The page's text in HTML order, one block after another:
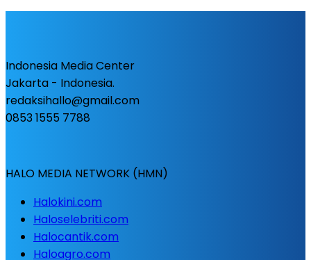
Indonesia Media Center
Jakarta - Indonesia.
redaksihallo@gmail.com
0853 1555 7788
HALO MEDIA NETWORK (HMN)
Halokini.com
Haloselebriti.com
Halocantik.com
Haloagro.com